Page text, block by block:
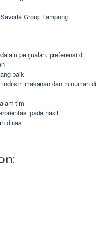
Group Lampung
penjualan, preferensi di
baik
makanan dan minuman di
tim
pada hasil
dinas